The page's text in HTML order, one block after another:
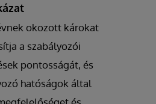
okozott károkat
a szabályozói
pontosságát, és
hatóságok által